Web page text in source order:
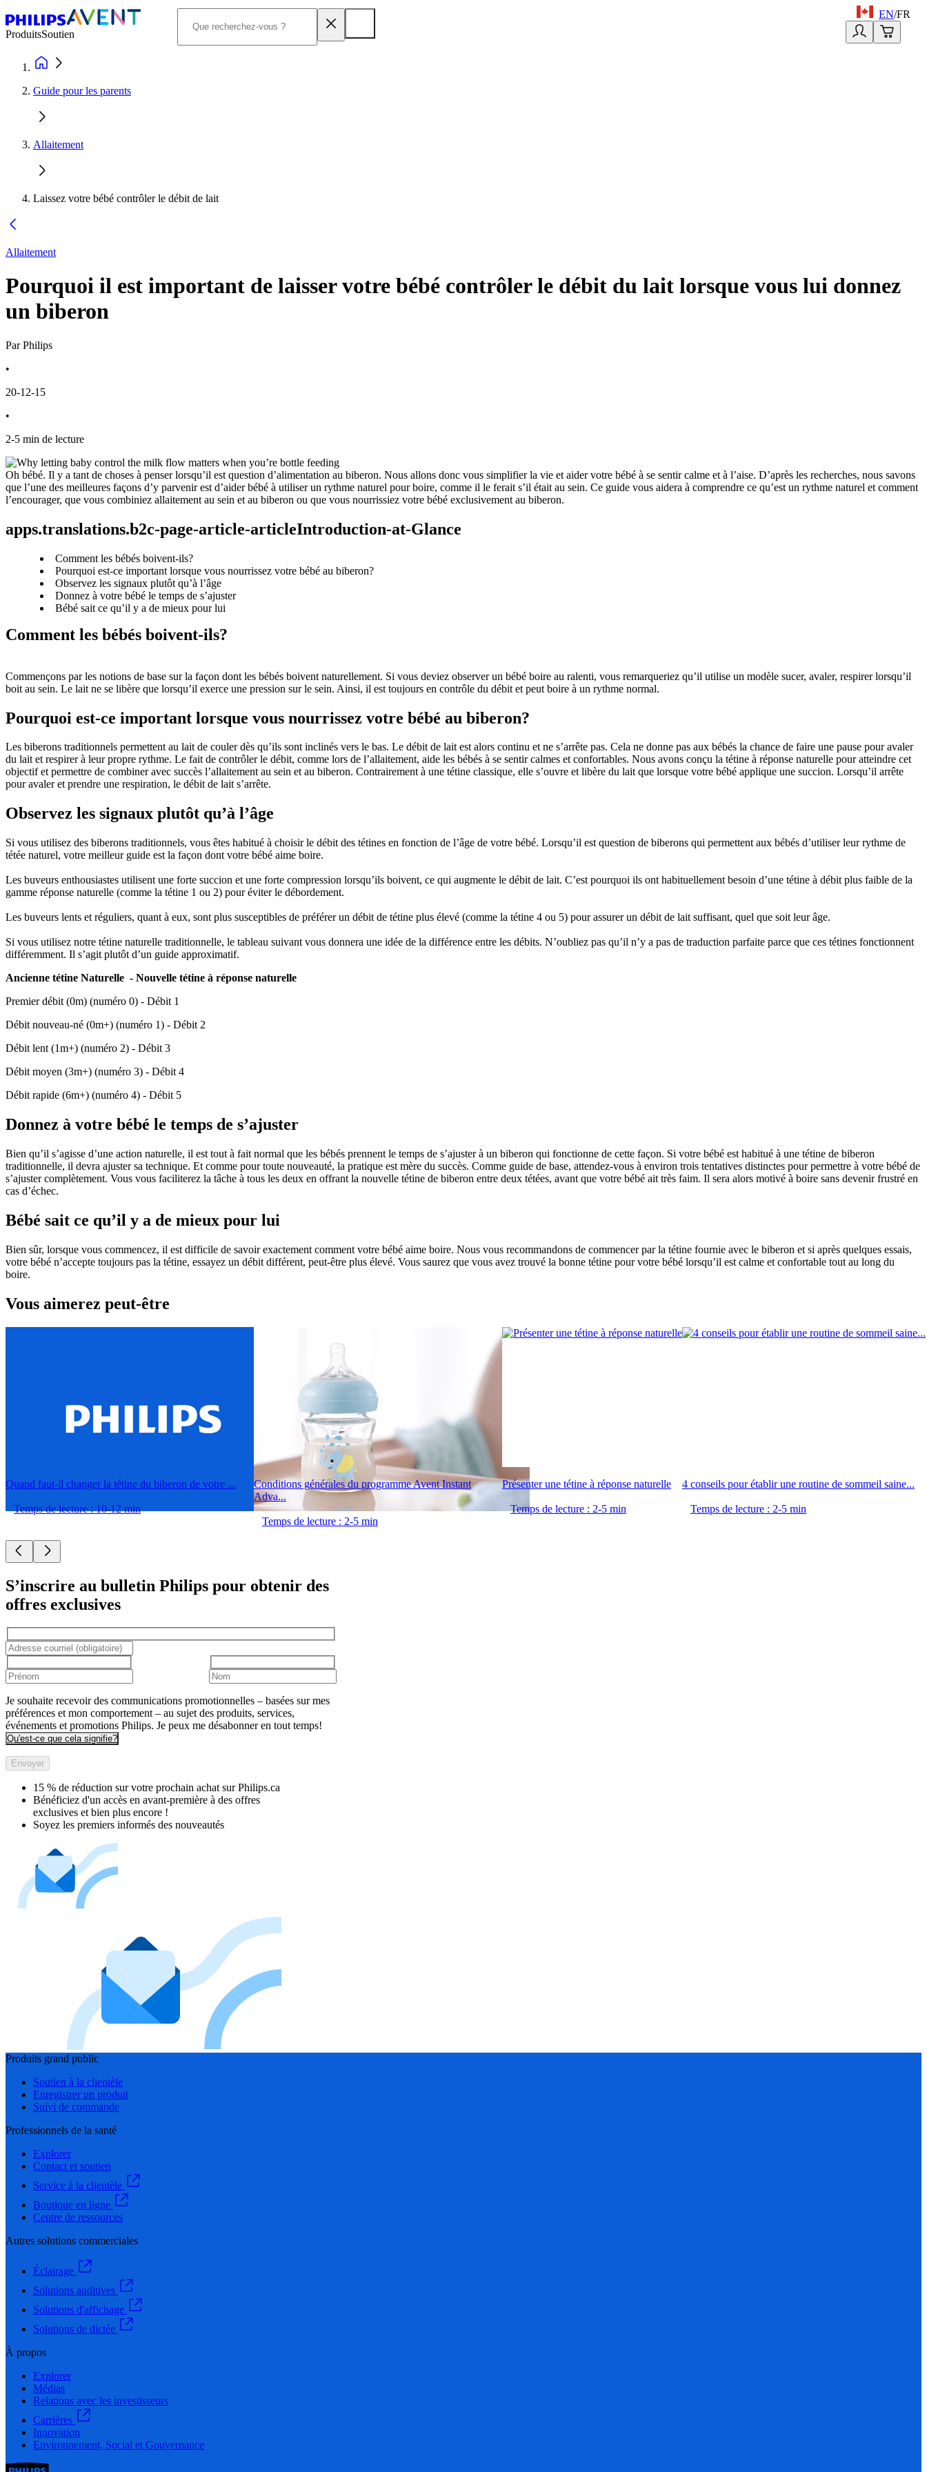
ProduitsSoutien
EN/FR
Guide pour les parents
Allaitement
Laissez votre bébé contrôler le débit de lait
Allaitement
Pourquoi il est important de laisser votre bébé contrôler le débit du lait lorsque vous lui donnez
un biberon
Par Philips
•
20-12-15
•
2-5 min de lecture
Oh bébé. Il y a tant de choses à penser lorsqu’il est question d’alimentation au biberon. Nous allons donc vous simplifier la vie et aider votre bébé à se sentir calme et à l’aise. D’après les recherches, nous savons
que l’une des meilleures façons d’y parvenir est d’aider bébé à utiliser un rythme naturel pour boire, comme il le ferait s’il était au sein. Ce guide vous aidera à comprendre ce qu’est un rythme naturel et comment
l’encourager, que vous combiniez allaitement au sein et au biberon ou que vous nourrissiez votre bébé exclusivement au biberon.
apps.translations.b2c-page-article-articleIntroduction-at-Glance
Comment les bébés boivent-ils?
Pourquoi est-ce important lorsque vous nourrissez votre bébé au biberon?
Observez les signaux plutôt qu’à l’âge
Donnez à votre bébé le temps de s’ajuster
Bébé sait ce qu’il y a de mieux pour lui
Comment les bébés boivent-ils?
Commençons par les notions de base sur la façon dont les bébés boivent naturellement. Si vous deviez observer un bébé boire au ralenti, vous remarqueriez qu’il utilise un modèle sucer, avaler, respirer lorsqu’il
boit au sein. Le lait ne se libère que lorsqu’il exerce une pression sur le sein. Ainsi, il est toujours en contrôle du débit et peut boire à un rythme normal.
Pourquoi est-ce important lorsque vous nourrissez votre bébé au biberon?
Les biberons traditionnels permettent au lait de couler dès qu’ils sont inclinés vers le bas. Le débit de lait est alors continu et ne s’arrête pas. Cela ne donne pas aux bébés la chance de faire une pause pour avaler
du lait et respirer à leur propre rythme. Le fait de contrôler le débit, comme lors de l’allaitement, aide les bébés à se sentir calmes et confortables. Nous avons conçu la tétine à réponse naturelle pour atteindre cet
objectif et permettre de combiner avec succès l’allaitement au sein et au biberon. Contrairement à une tétine classique, elle s’ouvre et libère du lait que lorsque votre bébé applique une succion. Lorsqu’il arrête
pour avaler et prendre une respiration, le débit de lait s’arrête.
Observez les signaux plutôt qu’à l’âge
Si vous utilisez des biberons traditionnels, vous êtes habitué à choisir le débit des tétines en fonction de l’âge de votre bébé. Lorsqu’il est question de biberons qui permettent aux bébés d’utiliser leur rythme de
tétée naturel, votre meilleur guide est la façon dont votre bébé aime boire.
Les buveurs enthousiastes utilisent une forte succion et une forte compression lorsqu’ils boivent, ce qui augmente le débit de lait. C’est pourquoi ils ont habituellement besoin d’une tétine à débit plus faible de la
gamme réponse naturelle (comme la tétine 1 ou 2) pour éviter le débordement.
Les buveurs lents et réguliers, quant à eux, sont plus susceptibles de préférer un débit de tétine plus élevé (comme la tétine 4 ou 5) pour assurer un débit de lait suffisant, quel que soit leur âge.
Si vous utilisez notre tétine naturelle traditionnelle, le tableau suivant vous donnera une idée de la différence entre les débits. N’oubliez pas qu’il n’y a pas de traduction parfaite parce que ces tétines fonctionnent
différemment. Il s’agit plutôt d’un guide approximatif.
Ancienne tétine Naturelle  - Nouvelle tétine à réponse naturelle
Premier débit (0m) (numéro 0) - Débit 1
Débit nouveau-né (0m+) (numéro 1) - Débit 2
Débit lent (1m+) (numéro 2) - Débit 3
Débit moyen (3m+) (numéro 3) - Débit 4
Débit rapide (6m+) (numéro 4) - Débit 5
Donnez à votre bébé le temps de s’ajuster
Bien qu’il s’agisse d’une action naturelle, il est tout à fait normal que les bébés prennent le temps de s’ajuster à un biberon qui fonctionne de cette façon. Si votre bébé est habitué à une tétine de biberon
traditionnelle, il devra ajuster sa technique. Et comme pour toute nouveauté, la pratique est mère du succès. Comme guide de base, attendez-vous à environ trois tentatives distinctes pour permettre à votre bébé de
s’ajuster complètement. Vous vous faciliterez la tâche à tous les deux en offrant la nouvelle tétine de biberon entre deux tétées, avant que votre bébé ait très faim. Il sera alors motivé à boire sans devenir frustré en
cas d’échec.
Bébé sait ce qu’il y a de mieux pour lui
Bien sûr, lorsque vous commencez, il est difficile de savoir exactement comment votre bébé aime boire. Nous vous recommandons de commencer par la tétine fournie avec le biberon et si après quelques essais,
votre bébé n’accepte toujours pas la tétine, essayez un débit différent, peut-être plus élevé. Vous saurez que vous avez trouvé la bonne tétine pour votre bébé lorsqu’il est calme et confortable tout au long du
boire.
Vous aimerez peut-être
Quand faut-il changer la tétine du biberon de votre ...
Temps de lecture : 10-12 min
Conditions générales du programme Avent Instant
Adva...
Temps de lecture : 2-5 min
Présenter une tétine à réponse naturelle
Temps de lecture : 2-5 min
4 conseils pour établir une routine de sommeil saine...
Temps de lecture : 2-5 min
S’inscrire au bulletin Philips pour obtenir des
offres exclusives
Je souhaite recevoir des communications promotionnelles – basées sur mes
préférences et mon comportement – au sujet des produits, services,
événements et promotions Philips. Je peux me désabonner en tout temps!
Qu'est-ce que cela signifie?
Envoyer
15 % de réduction sur votre prochain achat sur Philips.ca​
Bénéficiez d'un accès en avant-première à des offres
exclusives et bien plus encore !
Soyez les premiers informés des nouveautés
Produits grand public
Soutien à la clientèle
Enregistrer un produit
Suivi de commande
Professionnels de la santé
Explorer
Contact et soutien
Service à la clientèle
Boutique en ligne
Centre de ressources
Autres solutions commerciales
Éclairage
Solutions auditives
Solutions d'affichage
Solutions de dictée
À propos
Explorer
Médias
Relations avec les investisseurs
Carrières
Innovation
Environnement, Social et Gouvernance